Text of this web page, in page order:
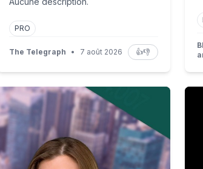
PRO
The Telegraph • 7 août 2026 👍👎
the response'
8/7/2026